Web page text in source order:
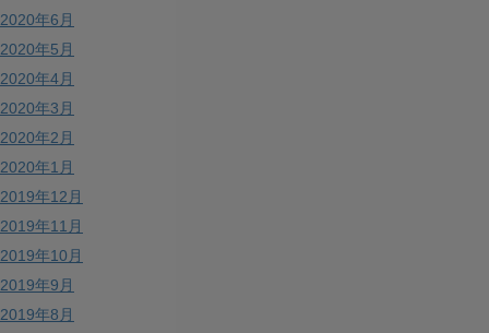
2020年6月
2020年5月
2020年4月
2020年3月
2020年2月
2020年1月
2019年12月
2019年11月
2019年10月
2019年9月
2019年8月